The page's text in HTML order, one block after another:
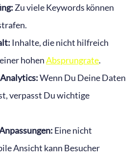
Zu viele Keywords können
Inhalte, die nicht hilfreich
hohenAbsprungrate.
Wenn Du Deine Daten
verpasst Du wichtige
Eine nicht
Ansicht kann Besucher